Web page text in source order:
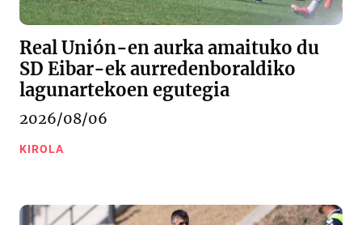
Real Unión-en aurka amaituko du
SD Eibar-ek aurredenboraldiko
lagunartekoen egutegia
2026/08/06
KIROLA